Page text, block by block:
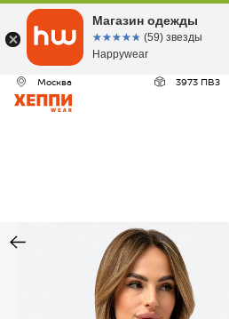
Москва 3973 ПВЗ
Магазин одежды
☆☆☆☆☆
★★★★★ (59) звезды
Happywear